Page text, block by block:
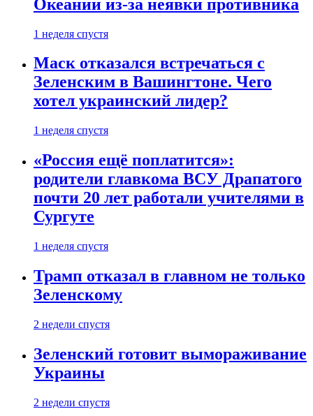
Океании из-за неявки противника
1 неделя спустя
Маск отказался встречаться с
Зеленским в Вашингтоне. Чего
хотел украинский лидер?
1 неделя спустя
«Россия ещё поплатится»:
родители главкома ВСУ Драпатого
почти 20 лет работали учителями в
Сургуте
1 неделя спустя
Трамп отказал в главном не только
Зеленскому
2 недели спустя
Зеленский готовит вымораживание
Украины
2 недели спустя